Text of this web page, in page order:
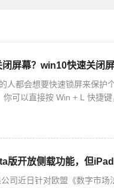
屏幕？win10快速关闭
人都会想要快速锁屏来保护
你可以直接按 Win + L 快捷
版开放侧载功能，但
司近日针对欧盟《数字市